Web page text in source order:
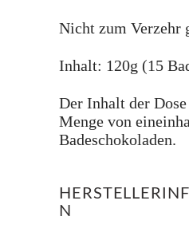
Nicht zum Verzehr
Inhalt: 120g (15
Der Inhalt der
Menge von
Badeschokoladen.
N